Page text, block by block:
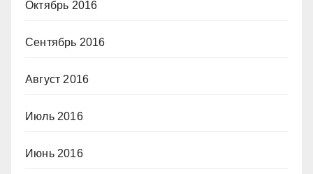
Октябрь 2016
Сентябрь 2016
Август 2016
Июль 2016
Июнь 2016